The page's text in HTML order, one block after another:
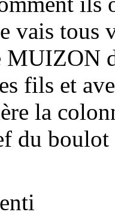
vais tous
MUIZON
fils et
la
du